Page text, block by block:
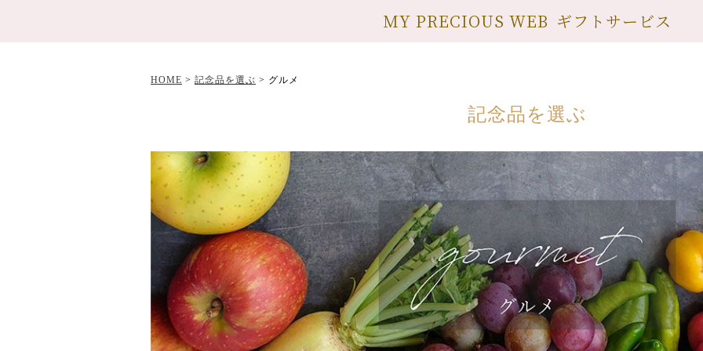
MY PRECIOUS WEB ギフトサービス
HOME > 記念品を選ぶ > グルメ
記念品を選ぶ